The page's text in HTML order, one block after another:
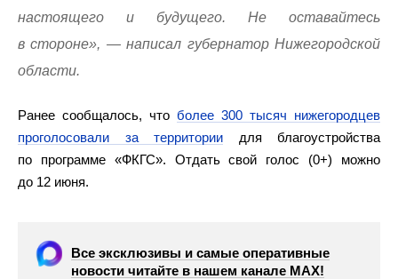
настоящего и будущего. Не оставайтесь
в стороне», — написал губернатор Нижегородской
области.
Ранее сообщалось, что более 300 тысяч нижегородцев
проголосовали за территории для благоустройства
по программе «ФКГС». Отдать свой голос (0+) можно
до 12 июня.
Все эксклюзивы и самые оперативные
новости читайте в нашем канале МАХ!